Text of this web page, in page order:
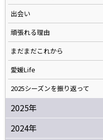
出会い
頑張れる理由
まだまだこれから
愛媛Life
2025シーズンを振り返って
2025年
2024年